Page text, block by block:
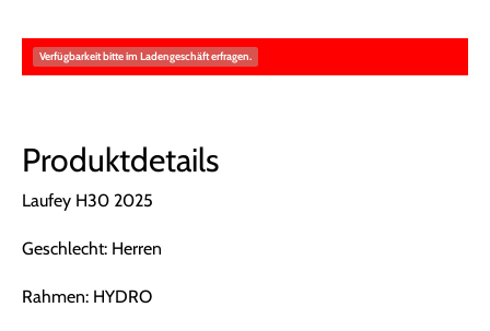
Verfügbarkeit bitte im Ladengeschäft erfragen.
Produktdetails
Laufey H30 2025
Geschlecht: Herren
Rahmen: HYDRO